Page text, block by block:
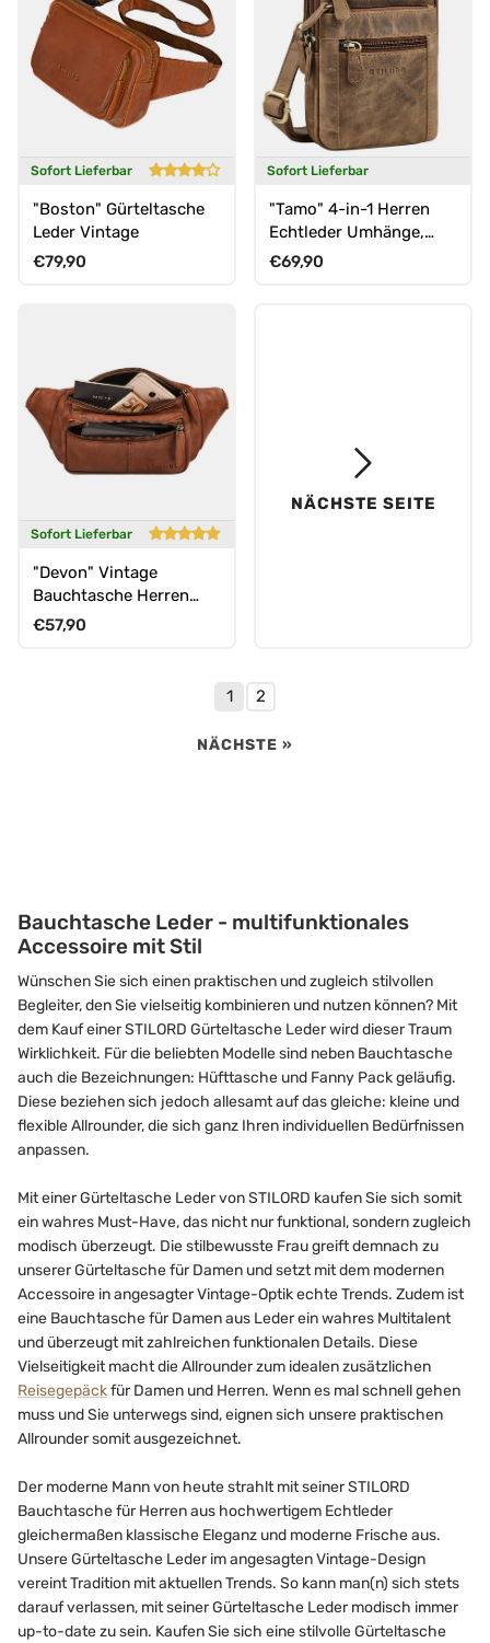
Sofort Lieferbar
"Boston" Gürteltasche
Leder Vintage
Normaler Preis
€79,90
Sofort Lieferbar
"Tamo" 4-in-1 Herren
Echtleder Umhänge,
Gürtel, Karabiner,
Normaler Preis
€69,90
Sofort Lieferbar
"Devon" Vintage
Bauchtasche Herren
Leder Gürteltasche viele
Normaler Preis
€57,90
NÄCHSTE SEITE
1 2
NÄCHSTE »
Bauchtasche Leder - multifunktionales
Accessoire mit Stil
Wünschen Sie sich einen praktischen und zugleich stilvollen
Begleiter, den Sie vielseitig kombinieren und nutzen können? Mit
dem Kauf einer STILORD Gürteltasche Leder wird dieser Traum
Wirklichkeit. Für die beliebten Modelle sind neben Bauchtasche
auch die Bezeichnungen: Hüfttasche und Fanny Pack geläufig.
Diese beziehen sich jedoch allesamt auf das gleiche: kleine und
flexible Allrounder, die sich ganz Ihren individuellen Bedürfnissen
anpassen.
Mit einer Gürteltasche Leder von STILORD kaufen Sie sich somit
ein wahres Must-Have, das nicht nur funktional, sondern zugleich
modisch überzeugt. Die stilbewusste Frau greift demnach zu
unserer Gürteltasche für Damen und setzt mit dem modernen
Accessoire in angesagter Vintage-Optik echte Trends. Zudem ist
eine Bauchtasche für Damen aus Leder ein wahres Multitalent
und überzeugt mit zahlreichen funktionalen Details. Diese
Vielseitigkeit macht die Allrounder zum idealen zusätzlichen
Reisegepäckfür Damen und Herren. Wenn es mal schnell gehen
muss und Sie unterwegs sind, eignen sich unsere praktischen
Allrounder somit ausgezeichnet.
Der moderne Mann von heute strahlt mit seiner STILORD
Bauchtasche für Herren aus hochwertigem Echtleder
gleichermaßen klassische Eleganz und moderne Frische aus.
Unsere Gürteltasche Leder im angesagten Vintage-Design
vereint Tradition mit aktuellen Trends. So kann man(n) sich stets
darauf verlassen, mit seiner Gürteltasche Leder modisch immer
up-to-date zu sein. Kaufen Sie sich eine stilvolle Gürteltasche